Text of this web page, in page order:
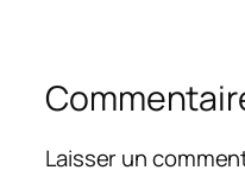
Laisser un